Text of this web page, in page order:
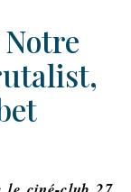
Notre